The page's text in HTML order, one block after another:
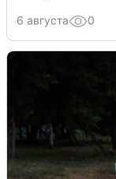
6 августа 0